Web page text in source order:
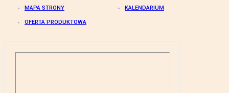
MAPA STRONY KALENDARIUM
OFERTA PRODUKTOWA